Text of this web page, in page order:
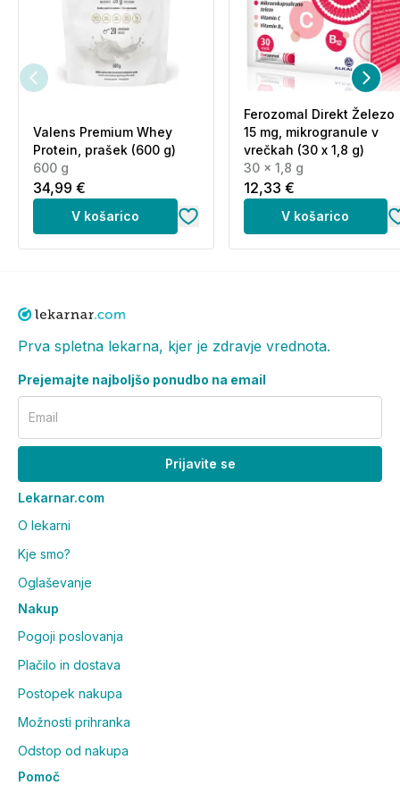
življenja. Osebe, ki jemljejo zdravila, naj se pred
uporabo posvetujejo z zdravnikom. Ni priporočljivo
za nosečnice in doječe mamice.
Valens Premium Whey
Protein, prašek (600 g)
600 g
34,99 €
V košarico
Ferozomal Direkt Železo
15 mg, mikrogranule v
vrečkah (30 x 1,8 g)
30 x 1,8 g
12,33 €
V košarico
Prva spletna lekarna, kjer je zdravje vrednota.
Prejemajte najboljšo ponudbo na email
Email
Prijavite se
Lekarnar.com
O lekarni
Kje smo?
Oglaševanje
Nakup
Pogoji poslovanja
Plačilo in dostava
Postopek nakupa
Možnosti prihranka
Odstop od nakupa
Pomoč